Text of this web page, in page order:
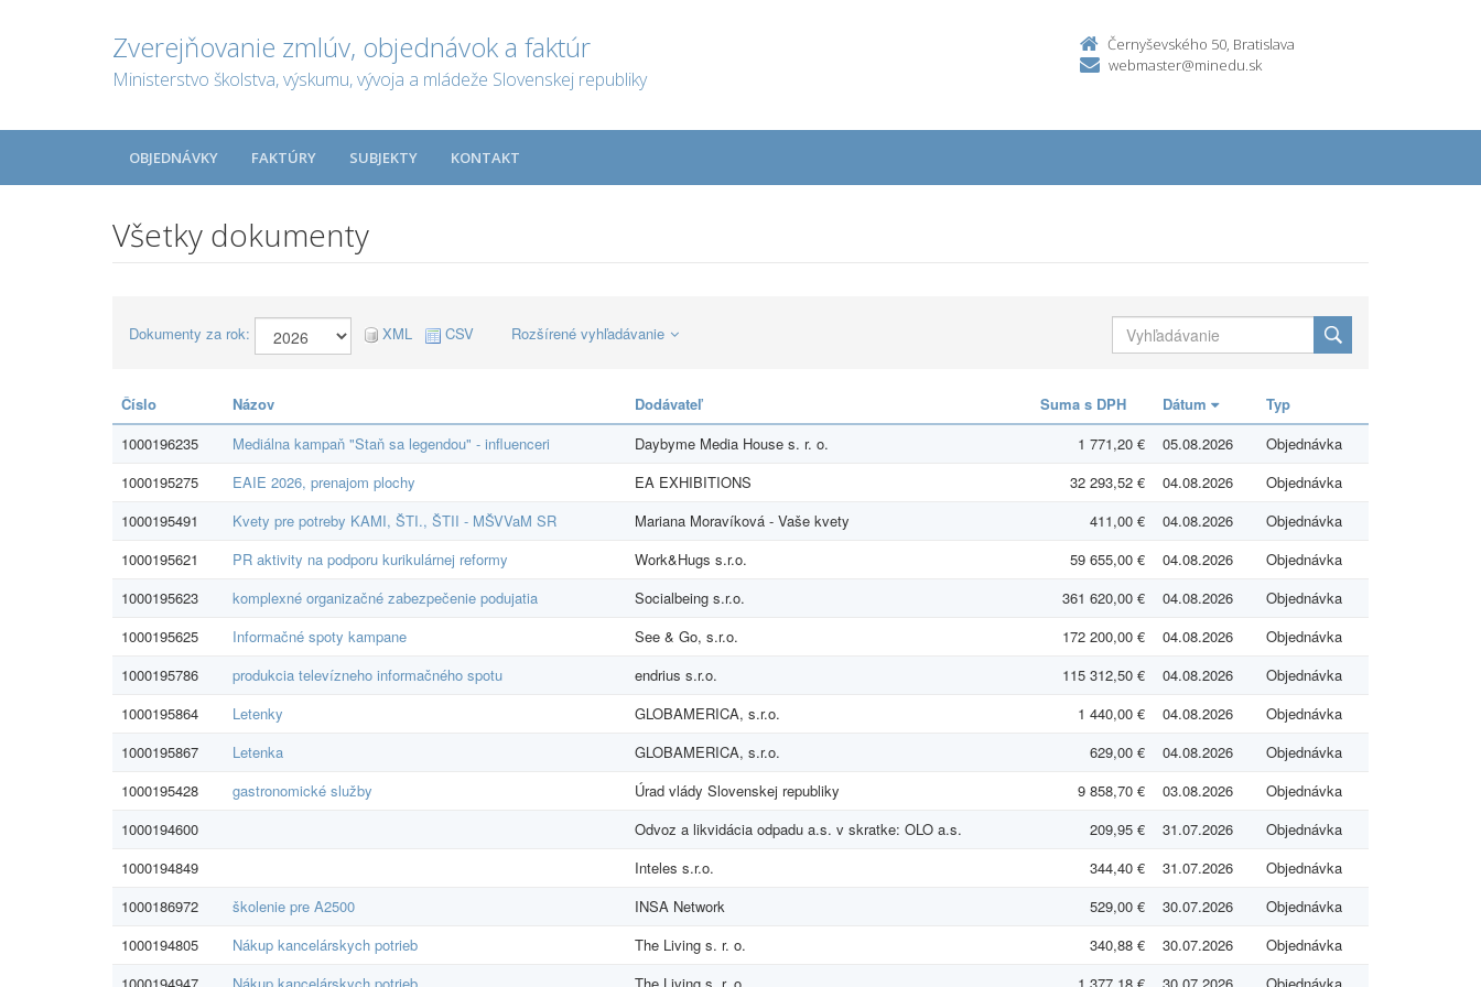
Zverejňovanie zmlúv, objednávok a faktúr
Ministerstvo školstva, výskumu, vývoja a mládeže Slovenskej republiky
Černyševského 50, Bratislava
webmaster@minedu.sk
OBJEDNÁVKY FAKTÚRY SUBJEKTY KONTAKT
Všetky dokumenty
Dokumenty za rok: XML CSV Rozšírené vyhľadávanie
Číslo Názov Dodávateľ Suma s DPH Dátum
Typ
1000196235
Mediálna kampaň "Staň sa legendou" - influenceri Daybyme Media House s. r. o. 1 771,20 € 05.08.2026
Objednávka
1000195275
EAIE 2026, prenajom plochy EA EXHIBITIONS 32 293,52 € 04.08.2026
Objednávka
1000195491
Kvety pre potreby KAMI, ŠTI., ŠTII - MŠVVaM SR Mariana Moravíková - Vaše kvety 411,00 € 04.08.2026
Objednávka
1000195621
PR aktivity na podporu kurikulárnej reformy Work&Hugs s.r.o. 59 655,00 € 04.08.2026
Objednávka
1000195623
komplexné organizačné zabezpečenie podujatia Socialbeing s.r.o. 361 620,00 € 04.08.2026
Objednávka
1000195625
Informačné spoty kampane See & Go, s.r.o. 172 200,00 € 04.08.2026
Objednávka
1000195786
produkcia televízneho informačného spotu endrius s.r.o. 115 312,50 € 04.08.2026
Objednávka
1000195864
Letenky GLOBAMERICA, s.r.o. 1 440,00 € 04.08.2026
Objednávka
1000195867
Letenka GLOBAMERICA, s.r.o. 629,00 € 04.08.2026
Objednávka
1000195428
gastronomické služby Úrad vlády Slovenskej republiky 9 858,70 € 03.08.2026
Objednávka
1000194600
Odvoz a likvidácia odpadu a.s. v skratke: OLO a.s. 209,95 € 31.07.2026
Objednávka
1000194849
Inteles s.r.o. 344,40 € 31.07.2026
Objednávka
1000186972
školenie pre A2500 INSA Network 529,00 € 30.07.2026
Objednávka
1000194805
Nákup kancelárskych potrieb The Living s. r. o. 340,88 € 30.07.2026
Objednávka
1000194947
Nákup kancelárskych potrieb The Living s. r. o. 1 377,18 € 30.07.2026 Objednávka